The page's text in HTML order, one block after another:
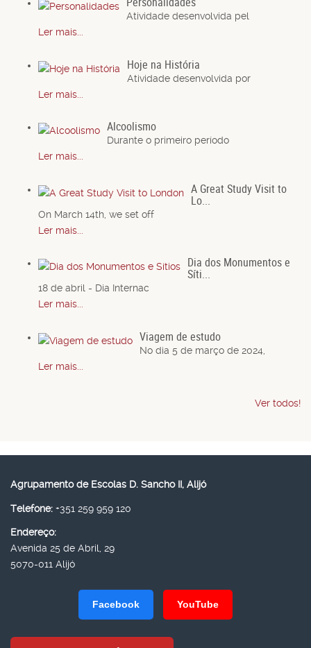
Atividade desenvolvida pel
Ler mais...
Hoje na História
Atividade desenvolvida por
Ler mais...
Alcoolismo
Durante o primeiro período
Ler mais...
A Great Study Visit to
Lo...
On March 14th, we set off
Ler mais...
Dia dos Monumentos e
Síti...
18 de abril - Dia Internac
Ler mais...
Viagem de estudo
No dia 5 de março de 2024,
Ler mais...
Ver todos!
Agrupamento de Escolas D. Sancho II, Alijó
Telefone: +351 259 959 120
Endereço:
Avenida 25 de Abril, 29
5070-011 Alijó
Facebook YouTube